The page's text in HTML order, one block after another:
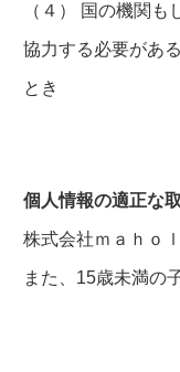
（４） 国の機関
協力する必要があ
とき
個人情報の適正な
株式会社ｍａｈｏ
また、15歳未満の